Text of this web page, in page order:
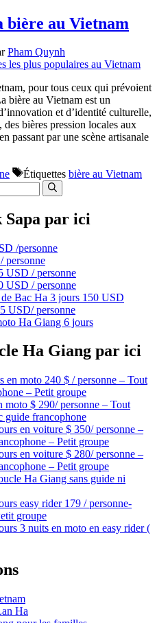
bière au Vietnam
Pham Quynh
pour tous ceux qui prévoient
bière au Vietnam est un
et d’identité culturelle,
bières pression locales aux
passant par une scène artisanale
Étiquettes bière au Vietnam
Sapa par ici
/personne
personne
USD / personne
USD / personne
Bac Ha 3 jours 150 USD
USD/ personne
Ha Giang 6 jours
Ha Giang par ici
en moto 240 $ / personne – Tout
– Petit groupe
moto $ 290/ personne – Tout
guide francophone
en voiture $ 350/ personne –
– Petit groupe
en voiture $ 280/ personne –
– Petit groupe
Ha Giang sans guide ni
easy rider 179 / personne-
groupe
3 nuits en moto en easy rider (
Ha